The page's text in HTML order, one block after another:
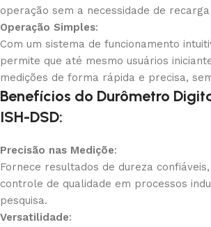
operação sem a necessidade de
Operação Simples:
Com um sistema de funcionamento
permite que até mesmo usuários
medições de forma rápida e precisa,
Benefícios do Durômetro
ISH-DSD:
Precisão nas Mediçõe:
Fornece resultados de dureza
controle de qualidade em processos
pesquisa.
Versatilidade: